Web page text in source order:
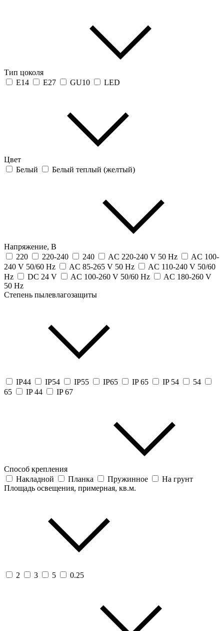
Тип цоколя
E14
E27 GU10 LED
Цвет
Белый
Белый теплый (желтый)
Напряжение, В
220
220-240 240 AC 220-240 V 50 Hz
AC 100-
240 V 50/60 Hz
AC 85-265 V 50 Hz
AC 110-240 V 50/60
Hz
DC 24 V AC 100-260 V 50/60 Hz
AC 180-260 V
50 Hz
Степень пылевлагозащиты
IP44 IP54 IP55 IP65 IP 65 IP 54
54
65
IP 44 IP 67
Способ крепления
Накладной
Планка Пружинное
На грунт
Площадь освещения, примерная, кв.м.
2 3 5 0.25